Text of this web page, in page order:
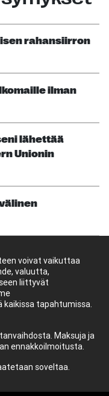
rahansiirron
ilman
lähettää
Unionin
voivat vaikuttaa
valuutta,
liittyvät
tapahtumissa.
Maksuja ja
ennakkoilmoitusta.
soveltaa.